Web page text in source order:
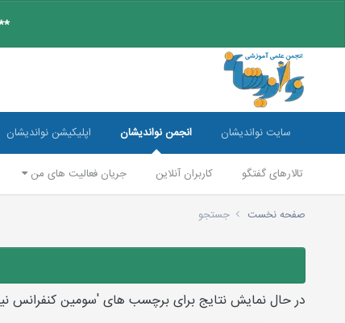
سایت نواندیشان انجمن نواندیشان
تالارهای گفتگو کاربران آنلاین جریان فعالیت های من
اپلیکیشن نواندیشان
صفحه نخست جستجو
در حال نمایش نتایج برای برچسب های 'سومين كنفرانس